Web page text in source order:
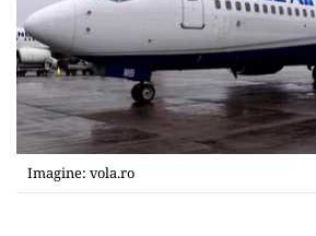
Imagine: vola.ro